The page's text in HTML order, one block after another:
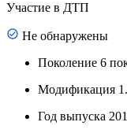
Участие в ДТП
Не обнаружены
Поколение 6
Модификация
Год выпуска